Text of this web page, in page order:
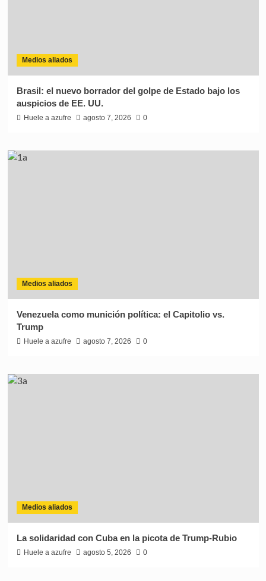
Medios aliados
Brasil: el nuevo borrador del golpe de Estado bajo los
auspicios de EE. UU.
Huele a azufre agosto 7, 2026 0
Medios aliados
Venezuela como munición política: el Capitolio vs.
Trump
Huele a azufre agosto 7, 2026 0
Medios aliados
La solidaridad con Cuba en la picota de Trump-Rubio
Huele a azufre agosto 5, 2026 0